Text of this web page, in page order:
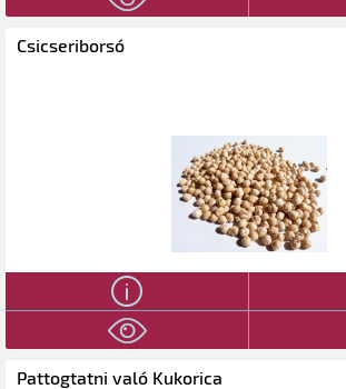
Csicseriborsó
Pattogtatni való Kukorica